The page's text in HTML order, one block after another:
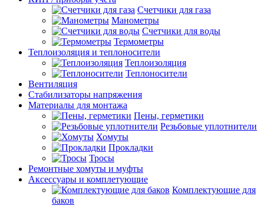
Счетчики для газа
Манометры
Счетчики для воды
Термометры
Теплоизоляция и теплоносители
Теплоизоляция
Теплоносители
Вентиляция
Стабилизаторы напряжения
Материалы для монтажа
Пены, герметики
Резьбовые уплотнители
Хомуты
Прокладки
Тросы
Ремонтные хомуты и муфты
Аксессуары и комплетующие
Комплектующие для
баков